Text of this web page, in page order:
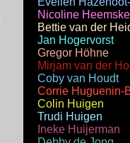
Nicoline
Bettie van der
Jan Hogervorst
Gregor Höhne
Mirjam van der
Coby van Houdt
Corrie Huguenin-
Colin Huigen
Trudi Huigen
Ineke Huijerman